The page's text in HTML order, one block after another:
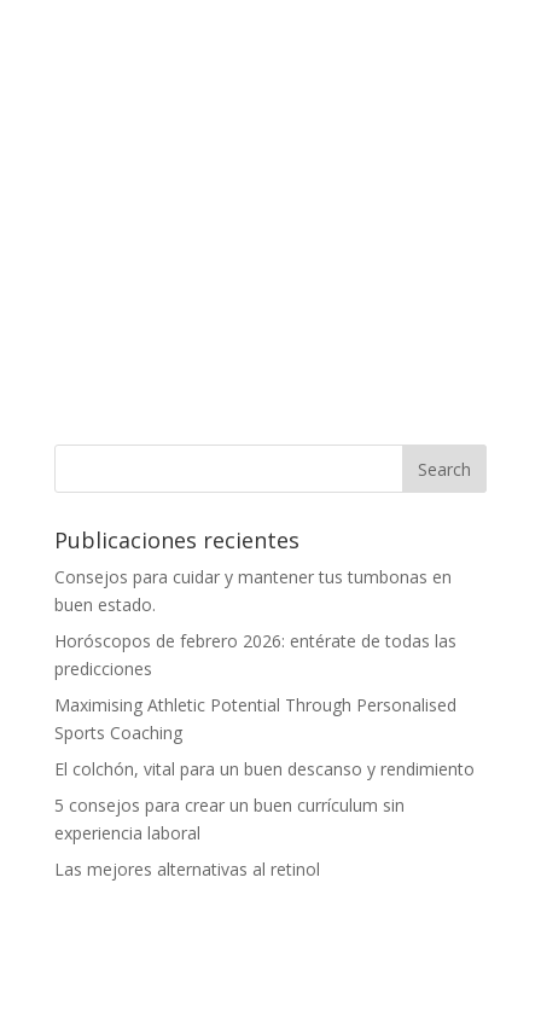
Publicaciones recientes
Consejos para cuidar y mantener tus tumbonas en
buen estado.
Horóscopos de febrero 2026: entérate de todas las
predicciones
Maximising Athletic Potential Through Personalised
Sports Coaching
El colchón, vital para un buen descanso y rendimiento
5 consejos para crear un buen currículum sin
experiencia laboral
Las mejores alternativas al retinol